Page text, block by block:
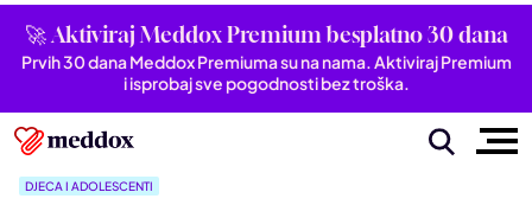
🚀 Aktiviraj Meddox Premium besplatno 30 dana
Prvih 30 dana Meddox Premiuma su na nama. Aktiviraj Premium
i isprobaj sve pogodnosti bez troška.
DJECA I ADOLESCENTI